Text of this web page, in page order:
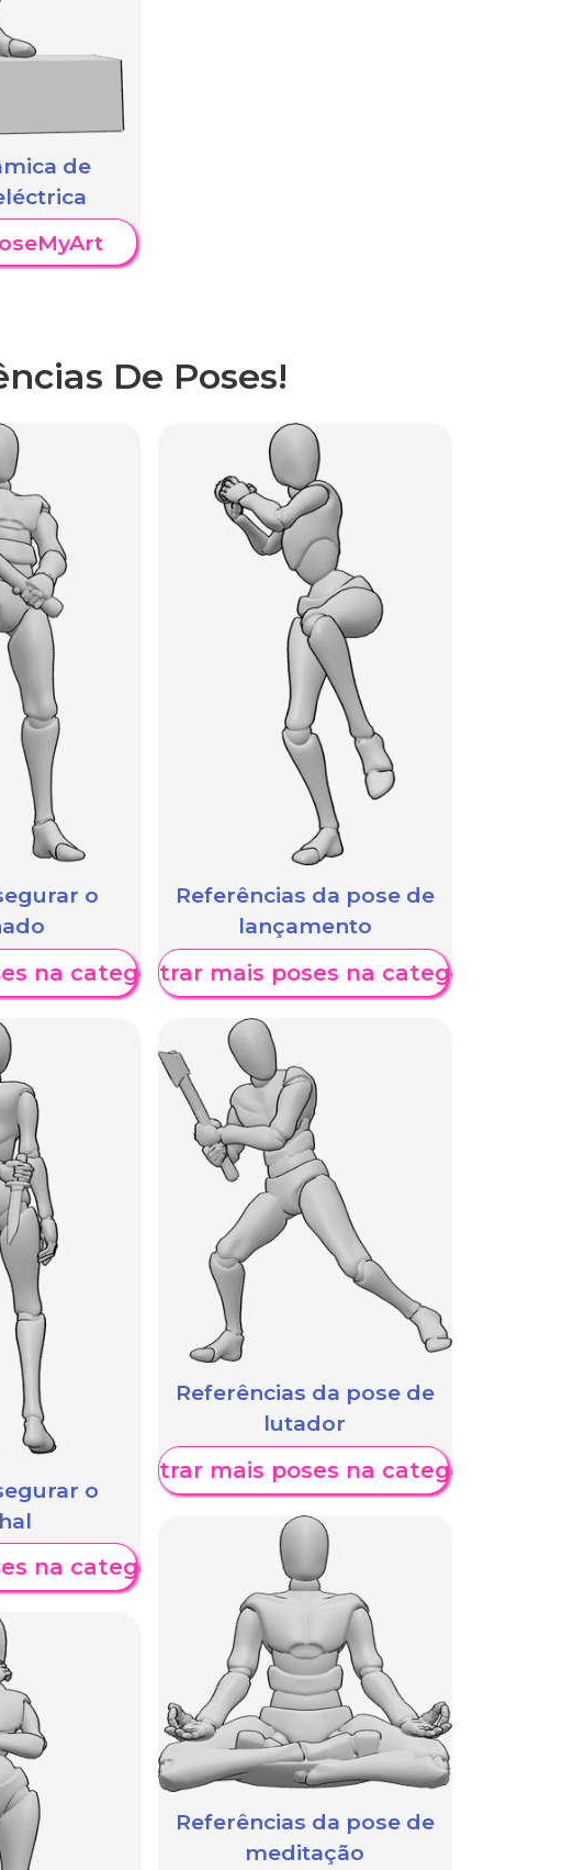
de
De Poses!
o
na categoria
o
na categoria
Referências da pose de
lançamento
Mostrar mais poses na categoria
Referências da pose de
lutador
Mostrar mais poses na categoria
Referências da pose de
meditação